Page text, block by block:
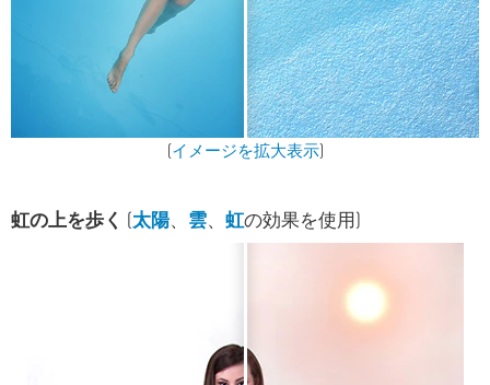
(イメージを拡大表示)
虹の上を歩く (太陽、 雲、 虹の効果を使用)